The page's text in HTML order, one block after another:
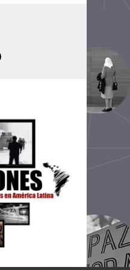
Democracia
Política
de Memoria
de